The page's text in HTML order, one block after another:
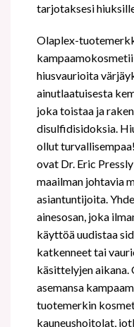
tarjotaksesi
Olaplex-
hiusvaurioita
ainutlaatuisesta
joka toistaa ja
disulfidisidoksia.
ollut
ovat Dr. Eric
maailman johtavia
asiantuntijoita.
ainesosan, joka
käyttöä uudistaa
katkenneet tai
käsittelyjen aikana.
asemansa
tuotemerkin
kauneushoitolat,